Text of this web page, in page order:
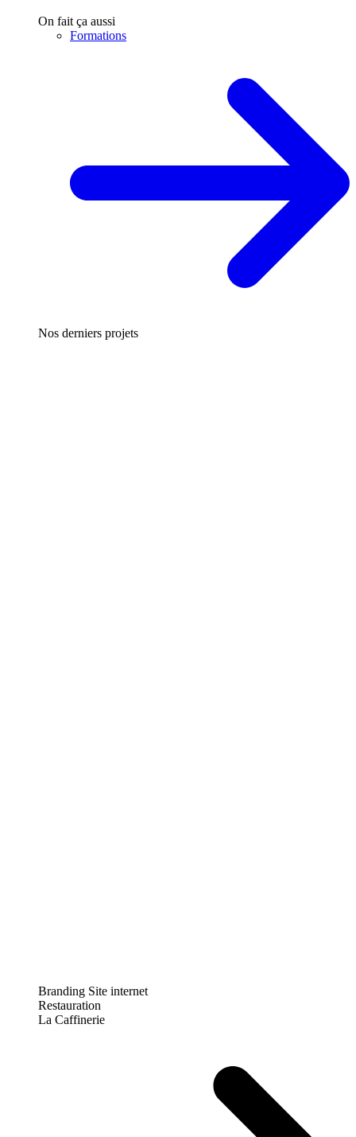
On fait ça aussi
Formations
Nos derniers projets
Branding Site internet
Restauration
La Caffinerie